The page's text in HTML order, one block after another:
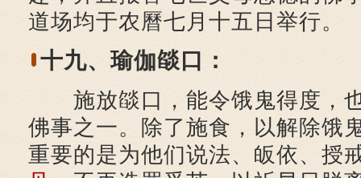
道场均于农曆七月十五日举行。
十九、瑜伽燄口：
施放燄口，能令饿鬼得度，
佛事之一。除了施食，以解除饿
重要的是为他们说法、皈依、授